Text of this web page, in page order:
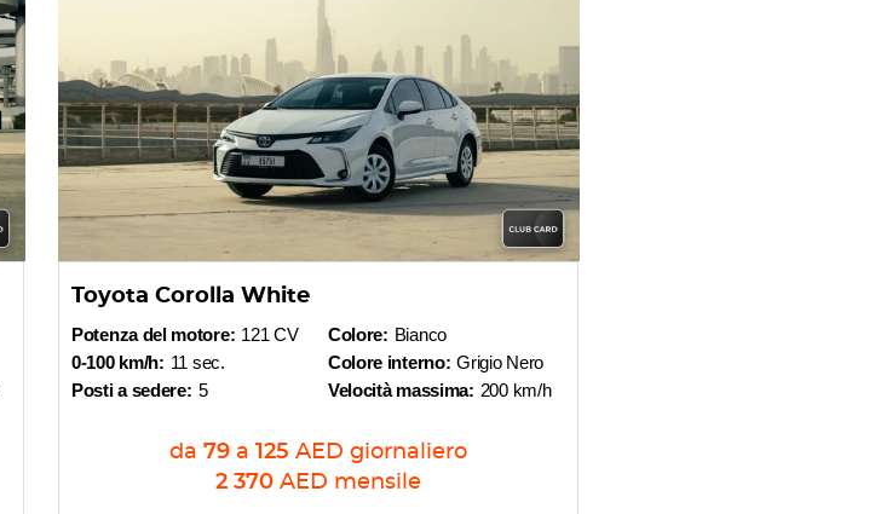
Toyota Corolla White
Potenza del motore: 121 CV
0-100 km/h: 11 sec.
Posti a sedere: 5
Colore: Bianco
Colore interno: Grigio Nero
Velocità massima: 200 km/h
da 79 a 125 AED giornaliero
2 370 AED mensile